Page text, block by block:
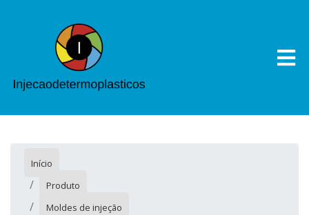
Início
Produto
Moldes de injeção